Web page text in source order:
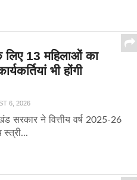
लिए 13 महिलाओं का
भी होंगी
6, 2026
सरकार ने वित्तीय वर्ष 2025-26
स्त्री...